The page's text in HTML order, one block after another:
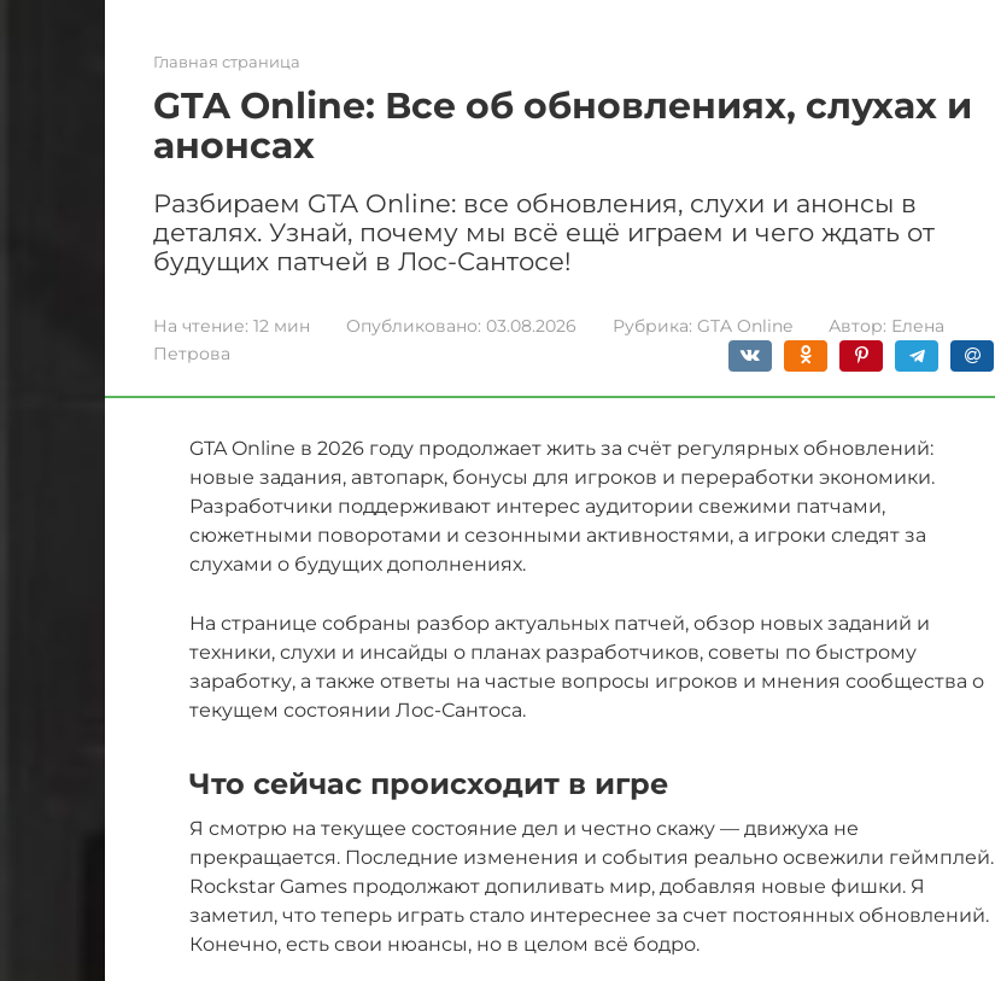
Главная страница
GTA Online: Все об обновлениях, слухах и
анонсах
Разбираем GTA Online: все обновления, слухи и анонсы в
деталях. Узнай, почему мы всё ещё играем и чего ждать от
будущих патчей в Лос-Сантосе!
На чтение: 12 мин Опубликовано: 03.08.2026 Рубрика: GTA Online Автор: Елена
Петрова
GTA Online в 2026 году продолжает жить за счёт регулярных обновлений:
новые задания, автопарк, бонусы для игроков и переработки экономики.
Разработчики поддерживают интерес аудитории свежими патчами,
сюжетными поворотами и сезонными активностями, а игроки следят за
слухами о будущих дополнениях.
На странице собраны разбор актуальных патчей, обзор новых заданий и
техники, слухи и инсайды о планах разработчиков, советы по быстрому
заработку, а также ответы на частые вопросы игроков и мнения сообщества о
текущем состоянии Лос-Сантоса.
Что сейчас происходит в игре
Я смотрю на текущее состояние дел и честно скажу — движуха не
прекращается. Последние изменения и события реально освежили геймплей.
Rockstar Games продолжают допиливать мир, добавляя новые фишки. Я
заметил, что теперь играть стало интереснее за счет постоянных обновлений.
Конечно, есть свои нюансы, но в целом всё бодро.